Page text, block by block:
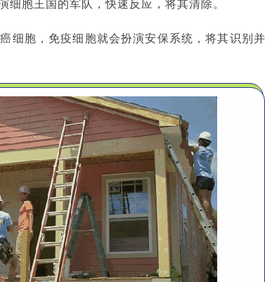
胞王国的军队，快速反应，将其清除。
细胞，免疫细胞就会扮演安保系统，将其识别